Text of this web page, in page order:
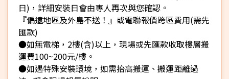
日)，詳細安裝日會由專人再次與您確認。
『偏遠地區及外島不送！』或電聯報價跨區費用(需先
匯款)
●如無電梯，2樓(含)以上，現場或先匯款收取樓層搬
運費100~200元/樓。
●如遇特殊安裝環境，如需抬高搬運、搬運距離過